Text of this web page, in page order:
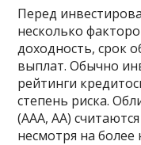
Перед
несколько
доходность, срок
выплат. Обычно
рейтинги
степень риска.
(AAA, AA)
несмотря на